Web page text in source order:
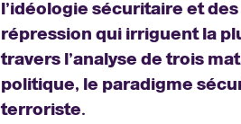
l’idéologie sécuritaire et
répression qui irriguent la
travers l’analyse de trois
politique, le paradigme
terroriste.